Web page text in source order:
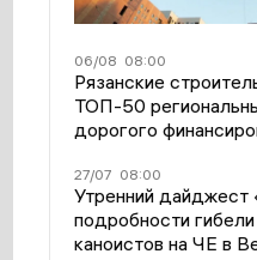
06/08 08:00
Рязанские
ТОП-50
дорогого
27/07 08:00
Утренний дайджест
подробности
каноистов на ЧЕ в